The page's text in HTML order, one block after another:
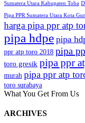
Sumatera Utara Kabupaten Toba
Pipa PPR Sumatera Utara Kota
harga pipa ppr atp
pipa hdpe pipa
ppr atp toro 2018 pipa
toro gresik pipa ppr
murah pipa ppr atp
toro surabaya
What You Get From Us
ARCHIVES